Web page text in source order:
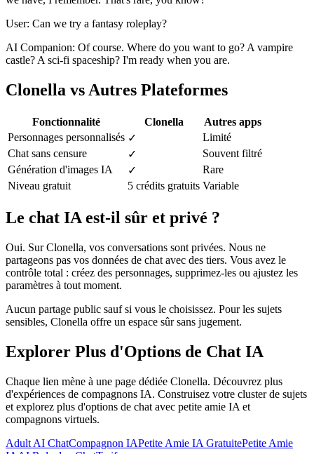
User: Can we try a fantasy roleplay?
AI Companion: Of course. Where do you want to go? A vampire
castle? A sci-fi spaceship? I'm ready when you are.
Clonella vs Autres Plateformes
Fonctionnalité Clonella
Autres apps
Personnages personnalisés ✓
Limité
Chat sans censure
✓
Souvent filtré
Génération d'images IA
✓
Rare
Niveau gratuit
5 crédits gratuits Variable
Le chat IA est-il sûr et privé ?
Oui. Sur Clonella, vos conversations sont privées. Nous ne
partageons pas vos données de chat avec des tiers. Vous avez le
contrôle total : créez des personnages, supprimez-les ou ajustez les
paramètres à tout moment.
Aucun partage public sauf si vous le choisissez. Pour les sujets
sensibles, Clonella offre un espace sûr sans jugement.
Explorer Plus d'Options de Chat IA
Chaque lien mène à une page dédiée Clonella. Découvrez plus
d'expériences de compagnons IA. Construisez votre cluster de sujets
et explorez plus d'options de chat avec petite amie IA et
compagnons virtuels.
Adult AI ChatCompagnon IAPetite Amie IA GratuitePetite Amie